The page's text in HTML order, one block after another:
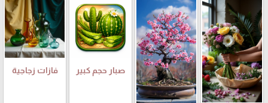
صبار حجم كبير فازات زجاجية